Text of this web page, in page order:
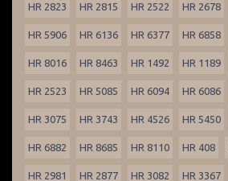
HR 2823 HR 2815 HR 2522 HR 2678
HR 5906 HR 6136 HR 6377 HR 6858
HR 8016 HR 8463 HR 1492 HR 1189
HR 2523 HR 5085 HR 6094 HR 6086
HR 3075 HR 3743 HR 4526 HR 5450
HR 6882 HR 8685 HR 8110 HR 408
HR 2981 HR 2877 HR 3082 HR 3367